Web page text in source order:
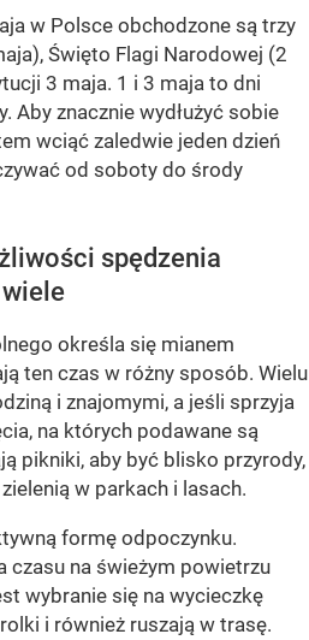
w Polsce obchodzone są trzy
Święto Flagi Narodowej (2
3 maja. 1 i 3 maja to dni
Aby znacznie wydłużyć sobie
wciąć zaledwie jeden dzień
od soboty do środy
spędzenia
określa się mianem
ten czas w różny sposób. Wielu
i znajomymi, a jeśli sprzyja
na których podawane są
pikniki, aby być blisko przyrody,
w parkach i lasach.
formę odpoczynku.
czasu na świeżym powietrzu
wybranie się na wycieczkę
i również ruszają w trasę.